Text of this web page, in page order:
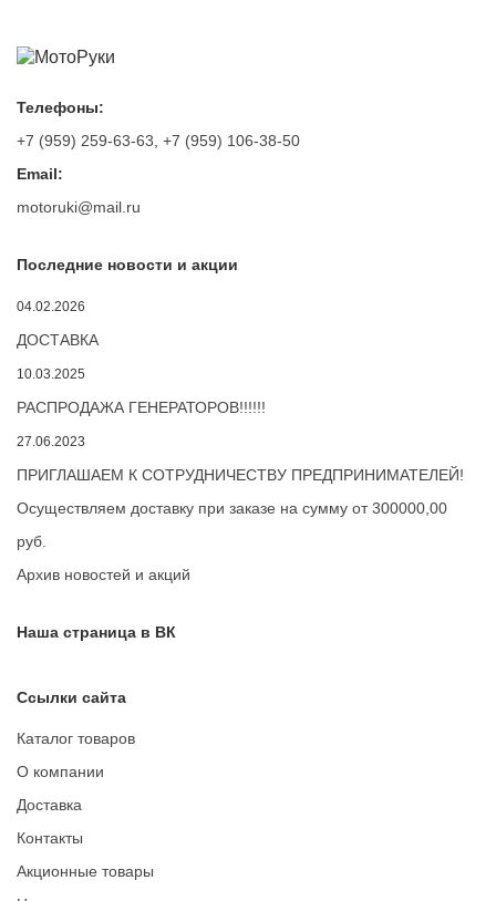
Телефоны:
+7 (959) 259-63-63 +7 (959) 106-38-50
Email:
motoruki@mail.ru
Последние новости и акции
04.02.2026
ДОСТАВКА
10.03.2025
РАСПРОДАЖА ГЕНЕРАТОРОВ!!!!!!
27.06.2023
ПРИГЛАШАЕМ К СОТРУДНИЧЕСТВУ ПРЕДПРИНИМАТЕЛЕЙ!
Осуществляем доставку при заказе на сумму от 300000,00
руб.
Архив новостей и акций
Наша страница в ВК
Ссылки сайта
Каталог товаров
О компании
Доставка
Контакты
Акционные товары